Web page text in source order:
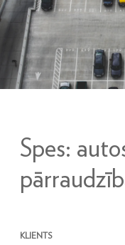
Spes:
KLIENTS